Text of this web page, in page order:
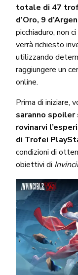
totale di 47
d’Oro, 9
picchiaduro, non
verrà richiesto
utilizzando
raggiungere un
online.
Prima di iniziare,
saranno
rovinarvi
di Trofei
condizioni di
obiettivi di